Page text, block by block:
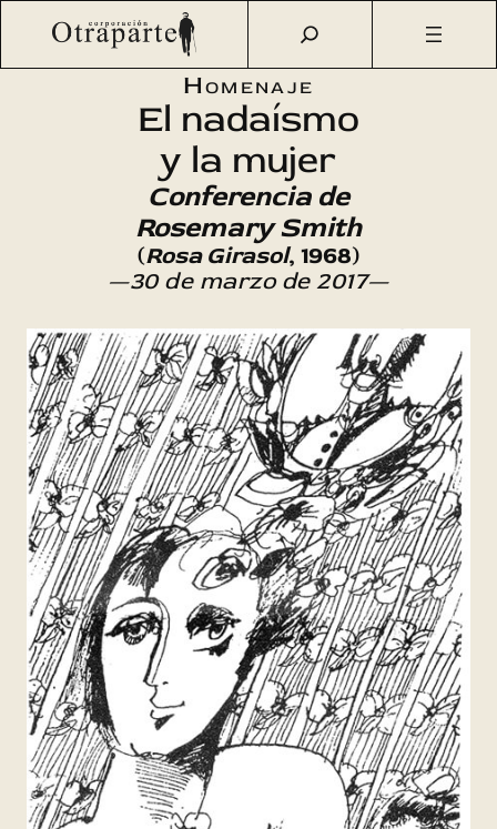
Saltar
Otraparte.org/ Agenda Cultural Literatura
«El nadaísmo
Homenaje
El nadaísmo
y la mujer
Conferencia de
Rosemary Smith
(Rosa Girasol, 1968)
—30 de marzo de 2017—